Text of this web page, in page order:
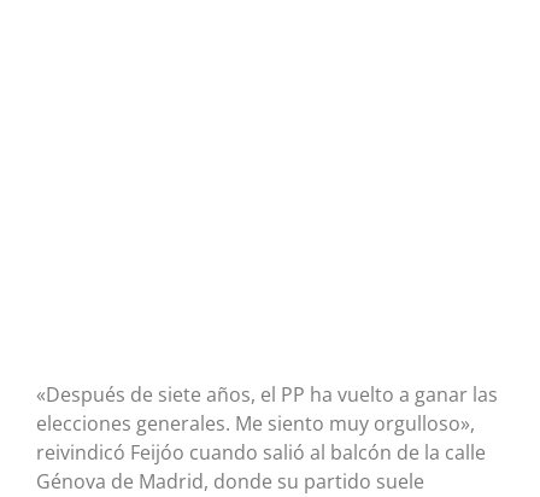
«Después de siete años, el PP ha vuelto a ganar las
elecciones generales. Me siento muy orgulloso»,
reivindicó Feijóo cuando salió al balcón de la calle
Génova de Madrid, donde su partido suele